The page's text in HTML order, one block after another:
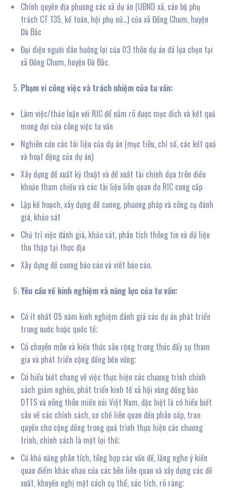
Chính quyền địa phương các xã dự án (UBND xã, cán bộ phụ
trách CT 135, kế toán, hội phụ nữ…) của xã Đồng Chum, huyện
Đà Bắc
Đại diện người dân hưởng lợi của 03 thôn dự án đã lựa chọn tại
xã Đồng Chum, huyện Đà Bắc.
Phạm vi công việc và trách nhiệm của tư vấn:
Làm việc/thảo luận với RIC để nắm rõ được mục đích và kết quả
mong đợi của công việc tư vấn
Nghiên cứu các tài liệu của dự án (mục tiêu, chỉ số, các kết quả
và hoạt động của dự án)
Xây dựng đề xuất kỹ thuật và đề xuất tài chính dựa trên điều
khoản tham chiếu và các tài liệu liên quan do RIC cung cấp
Lập kế hoạch, xây dựng đề cương, phương pháp và công cụ đánh
giá, khảo sát
Chủ trì việc đánh giá, khảo sát, phân tích thông tin và dữ liệu
thu thập tại thực địa
Xây dựng đề cương báo cáo và viết báo cáo.
Yêu cầu về kinh nghiệm và năng lực của tư vấn:
Có ít nhất 05 năm kinh nghiệm đánh giá các dự án phát triển
trong nước hoặc quốc tế;
Có chuyên môn và kiến thức sâu rộng trong thúc đẩy sự tham
gia và phát triển cộng đồng bền vững;
Có hiểu biết chung về việc thực hiện các chương trình chính
sách giảm nghèo, phát triển kinh tế xã hội vùng đồng bào
DTTS và nông thôn miền núi Việt Nam, đặc biệt là có hiểu biết
sâu về các chính sách, cơ chế liên quan đến phân cấp, trao
quyền cho cộng đồng trong quá trình thực hiện các chương
trình, chính sách là một lợi thế;
Có khả năng phân tích, tổng hợp các vấn đề, lắng nghe ý kiến
quan điểm khác nhau của các bên liên quan và xây dựng các đề
xuất, khuyến nghị một cách cụ thể, súc tích, rõ ràng;